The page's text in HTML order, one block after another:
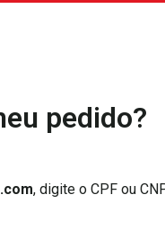
pedido?
, digite o CPF ou